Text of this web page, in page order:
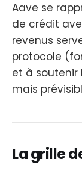
Aave se
de crédit
revenus
protocole
et à
mais
La grille